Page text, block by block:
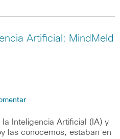
Artificial: MindMeld
Inteligencia Artificial (IA) y
las conocemos, estaban en